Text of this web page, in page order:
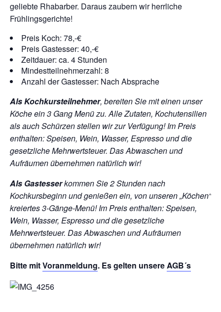
geliebte Rhabarber. Daraus zaubern wir herrliche
Frühlingsgerichte!
Preis Koch: 78,-€
Preis Gastesser: 40,-€
Zeitdauer: ca. 4 Stunden
Mindestteilnehmerzahl: 8
Anzahl der Gastesser: Nach Absprache
Als Kochkursteilnehmer, bereiten Sie mit einen unser
Köche ein 3 Gang Menü zu. Alle Zutaten, Kochutensilien
als auch Schürzen stellen wir zur Verfügung!Im Preis
enthalten: Speisen, Wein, Wasser, Espresso und die
gesetzliche Mehrwertsteuer. Das Abwaschen und
Aufräumen übernehmen natürlich wir!
Als Gastesserkommen Sie 2 Stunden nach
Kochkursbeginn und genießen ein, von unseren „Köchen“
kreiertes 3-Gänge-Menü!Im Preis enthalten: Speisen,
Wein, Wasser, Espresso und die gesetzliche
Mehrwertsteuer. Das Abwaschen und Aufräumen
übernehmen natürlich wir!
Bitte mitVoranmeldung. Es gelten unsereAGB´s